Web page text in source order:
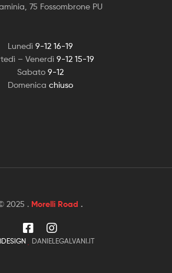
75 Fossombrone PU
Lunedì 9-12 16-19
– Venerdì 9-12 15-19
Sabato 9-12
Domenica chiuso
2025 . Morelli Road .
DANIELEGALVANI.IT